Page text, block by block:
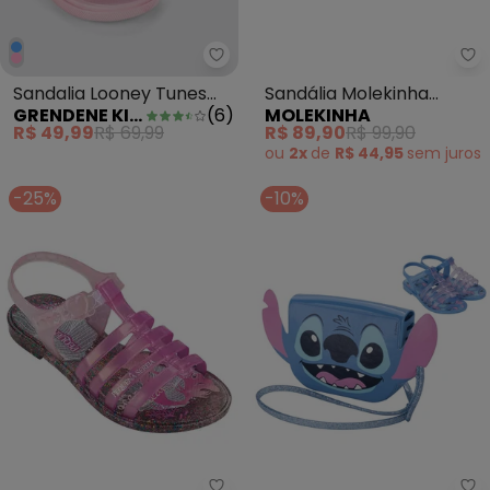
Grendene Kids - Sandalia
Sandalia Looney Tunes
em Obras Baby Rosa
GRENDENE KIDS (6)
R$ 49,99R$ 69,99
Sandália Molekinha
(Rosa)
MOLEKINHA
R$ 89,90R$ 99,90
ou 2x de R$ 44,95 sem juros
-25% -10%